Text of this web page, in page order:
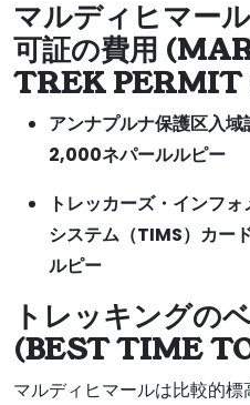
マルディヒマー
可証の費用 (
TREK PERMIT
アンナプルナ保護区入域
2,000ネパールルピー
トレッカーズ・インフ
システム（TIMS）カー
ルピー
トレッキングの
(BEST TIME
マルディヒマールは比較的